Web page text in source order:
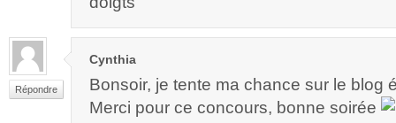
Répondre
Cynthia
Bonsoir, je tente ma chance sur le blog
Merci pour ce concours, bonne soirée